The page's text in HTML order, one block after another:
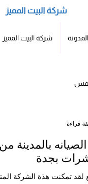
شركة البيت المميز
شركة البيت المميز المدونة
بجدة
تمكنت هذة الشركة